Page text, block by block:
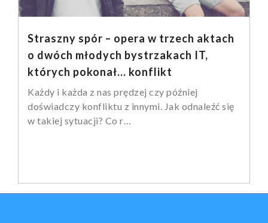
Straszny spór – opera w trzech aktach
o dwóch młodych bystrzakach IT,
których pokonał... konflikt
Każdy i każda z nas prędzej czy później
doświadczy konfliktu z innymi. Jak odnaleźć się
w takiej sytuacji? Co r…